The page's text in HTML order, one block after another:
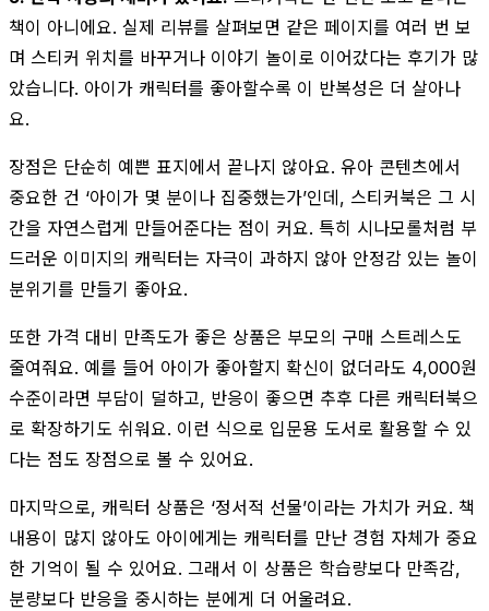
책이 아니에요. 실제 리뷰를 살펴보면 같은 페이지를 여러 번 보
며 스티커 위치를 바꾸거나 이야기 놀이로 이어갔다는 후기가 많
았습니다. 아이가 캐릭터를 좋아할수록 이 반복성은 더 살아나
요.
장점은 단순히 예쁜 표지에서 끝나지 않아요. 유아 콘텐츠에서
중요한 건 ‘아이가 몇 분이나 집중했는가’인데, 스티커북은 그 시
간을 자연스럽게 만들어준다는 점이 커요. 특히 시나모롤처럼 부
드러운 이미지의 캐릭터는 자극이 과하지 않아 안정감 있는 놀이
분위기를 만들기 좋아요.
또한 가격 대비 만족도가 좋은 상품은 부모의 구매 스트레스도
줄여줘요. 예를 들어 아이가 좋아할지 확신이 없더라도 4,000원
수준이라면 부담이 덜하고, 반응이 좋으면 추후 다른 캐릭터북으
로 확장하기도 쉬워요. 이런 식으로 입문용 도서로 활용할 수 있
다는 점도 장점으로 볼 수 있어요.
마지막으로, 캐릭터 상품은 ‘정서적 선물’이라는 가치가 커요. 책
내용이 많지 않아도 아이에게는 캐릭터를 만난 경험 자체가 중요
한 기억이 될 수 있어요. 그래서 이 상품은 학습량보다 만족감,
분량보다 반응을 중시하는 분에게 더 어울려요.